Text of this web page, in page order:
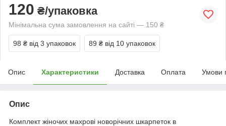
120 ₴/упаковка
Мінімальна сума замовлення на сайті — 150 ₴
98 ₴ від 3 упаковок 89 ₴ від 10 упаковок
Опис Характеристики Доставка Оплата Умови
Опис
Комплект жіночих махрові новорічних шкарпеток в